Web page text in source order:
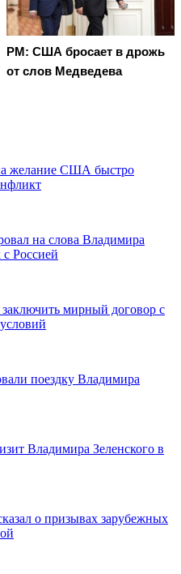
PM: США бросает в дрожь
от слов Медведева
желание США быстро
на слова Владимира
с Россией
мирный договор с
поездку Владимира
Владимира Зеленского в
о призывах зарубежных